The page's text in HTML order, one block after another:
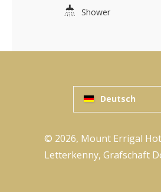
Shower
Deutsch
© 2026, Mount Errigal
Letterkenny, Grafschaft